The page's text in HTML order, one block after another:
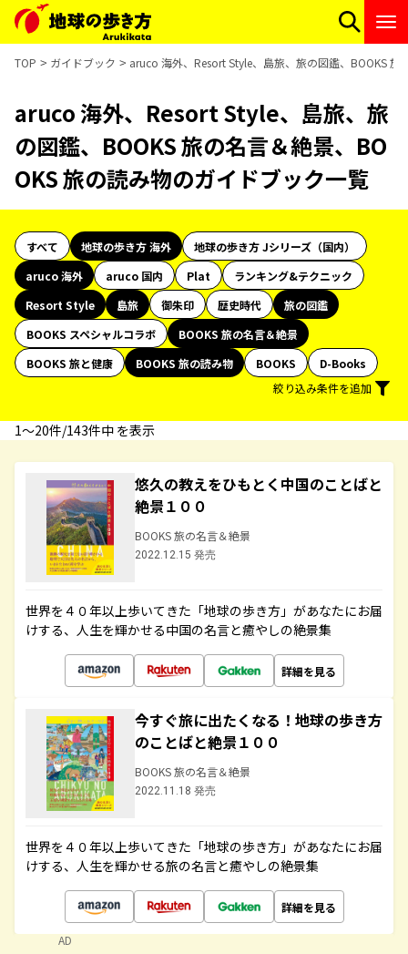
TOP ガイドブック aruco 海外、Resort Style、島旅、旅の図鑑、BOOKS
aruco 海外、Resort Style、島旅、旅
の図鑑、BOOKS 旅の名言＆絶景、BO
OKS 旅の読み物のガイドブック一覧
すべて 地球の歩き方 海外
地球の歩き方 Jシリーズ（国内）
aruco 海外
aruco 国内 Plat
ランキング&テクニック
Resort Style
島旅 御朱印 歴史時代
旅の図鑑
BOOKS スペシャルコラボ
BOOKS 旅の名言＆絶景
BOOKS 旅と健康
BOOKS 旅の読み物 BOOKS
D-Books
絞り込み条件を追加
1〜20件/143件中 を表示
悠久の教えをひもとく中国のことばと
絶景１００
BOOKS 旅の名言＆絶景
2022.12.15 発売
世界を４０年以上歩いてきた「地球の歩き方」があなたにお届
けする、人生を輝かせる中国の名言と癒やしの絶景集
詳細を見る
今すぐ旅に出たくなる！地球の歩き方
のことばと絶景１００
BOOKS 旅の名言＆絶景
2022.11.18 発売
世界を４０年以上歩いてきた「地球の歩き方」があなたにお届
けする、人生を輝かせる旅の名言と癒やしの絶景集
詳細を見る
AD